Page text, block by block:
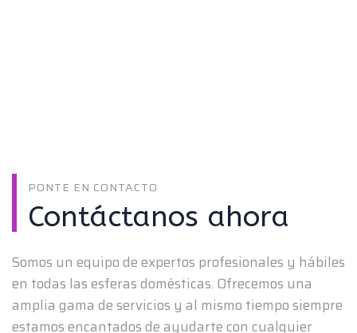
PONTE EN CONTACTO
Contáctanos ahora
Somos un equipo de expertos profesionales y hábiles
en todas las esferas domésticas. Ofrecemos una
amplia gama de servicios y al mismo tiempo siempre
estamos encantados de ayudarte con cualquier